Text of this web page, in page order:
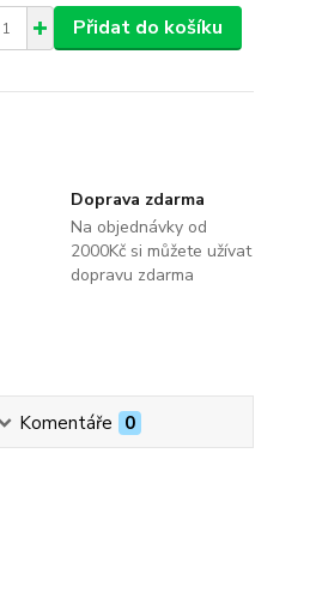
Přidat do košíku
Doprava zdarma
Na objednávky od
2000Kč si můžete užívat
dopravu zdarma
Komentáře 0